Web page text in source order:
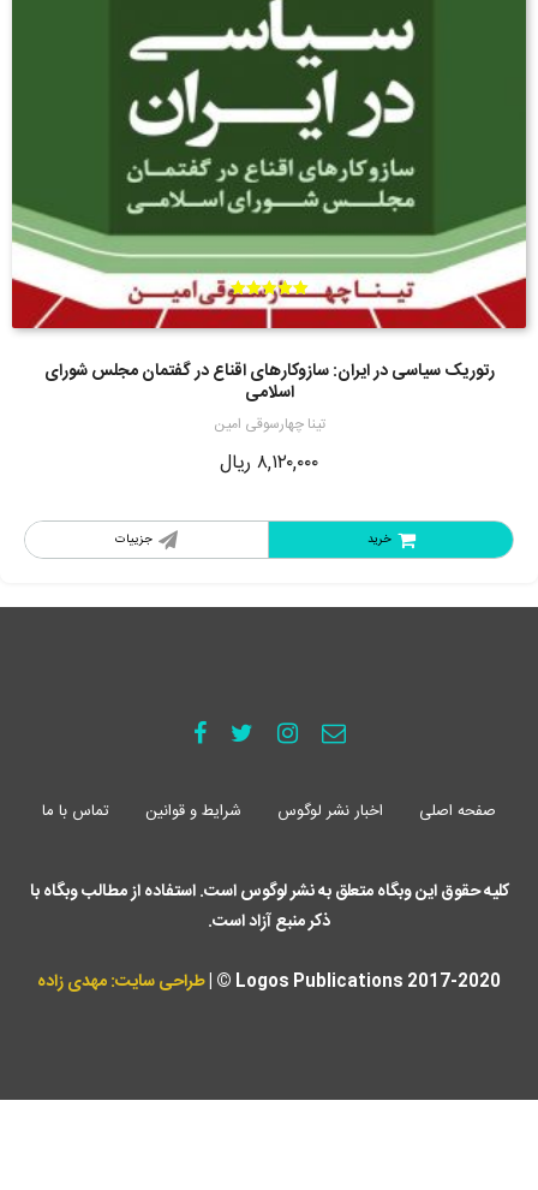
رتوریک سیاسی در ایران: سازوکارهای اقناع در گفتمان مجلس شورای
اسلامی
تینا چهارسوقی امین
امتیاز
از 5
۸,۱۲۰,۰۰۰ ریال
جزییات خرید
صفحه اصلی اخبار نشر لوگوس شرایط و قوانین تماس با ما
کلیه حقوق این وبگاه متعلق به نشر لوگوس است. استفاده از مطالب وبگاه با
ذکر منبع آزاد است.
Logos Publications 2017-2020 © | طراحی سایت: مهدی زاده